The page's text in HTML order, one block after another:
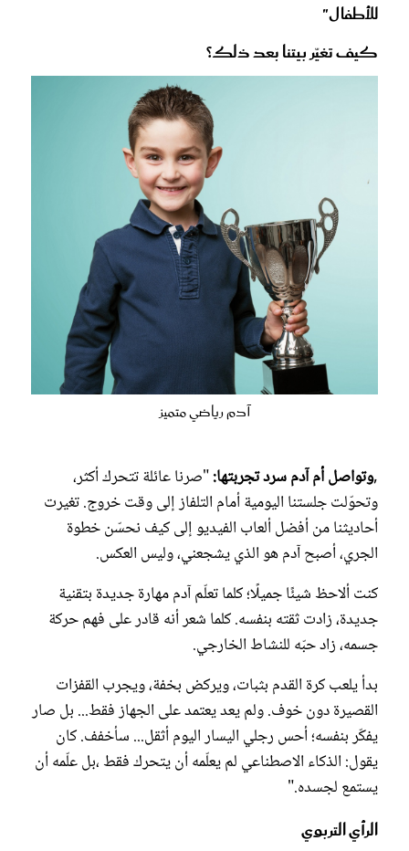
للأطفال"
كيف تغيّر بيتنا بعد ذلك؟
آدم رياضي متميز
,وتواصل أم آدم سرد تجربتها:"صرنا عائلة تتحرك أكثر،
وتحوّلت جلستنا اليومية أمام التلفاز إلى وقت خروج. تغيرت
أحاديثنا من أفضل ألعاب الفيديو إلى كيف نحسّن خطوة
الجري، أصبح آدم هو الذي يشجعني، وليس العكس.
كنت ألاحظ شيئًا جميلًا؛ كلما تعلّم آدم مهارة جديدة بتقنية
جديدة، زادت ثقته بنفسه. كلما شعر أنه قادر على فهم حركة
جسمه، زاد حبّه للنشاط الخارجي.
بدأ يلعب كرة القدم بثبات، ويركض بخفة، ويجرب القفزات
القصيرة دون خوف. ولم يعد يعتمد على الجهاز فقط... بل صار
يفكّر بنفسه؛ أحس رجلي اليسار اليوم أثقل... سأخفف. كان
يقول: الذكاء الاصطناعي لم يعلّمه أن يتحرك فقط ،بل علّمه أن
يستمع لجسده."
الرأي التربوي